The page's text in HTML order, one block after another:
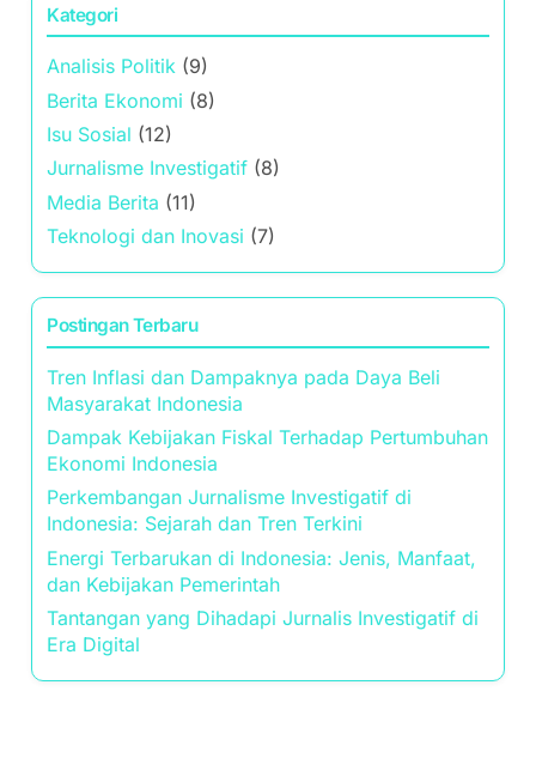
Kategori
Analisis Politik (9)
Berita Ekonomi (8)
Isu Sosial (12)
Jurnalisme Investigatif (8)
Media Berita (11)
Teknologi dan Inovasi (7)
Postingan Terbaru
Tren Inflasi dan Dampaknya pada Daya Beli
Masyarakat Indonesia
Dampak Kebijakan Fiskal Terhadap Pertumbuhan
Ekonomi Indonesia
Perkembangan Jurnalisme Investigatif di
Indonesia: Sejarah dan Tren Terkini
Energi Terbarukan di Indonesia: Jenis, Manfaat,
dan Kebijakan Pemerintah
Tantangan yang Dihadapi Jurnalis Investigatif di
Era Digital